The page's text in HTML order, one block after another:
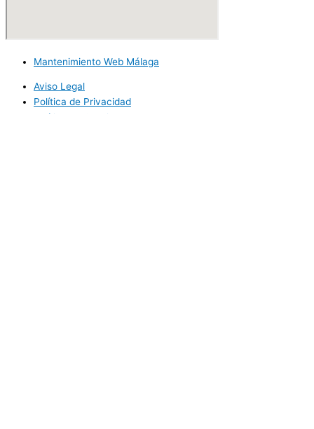
Mantenimiento Web Málaga
Aviso Legal
Política de Privacidad
Política de Cookies